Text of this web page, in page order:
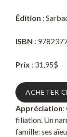
Édition :
ISBN :
Prix : 31,95$
ACHETER
Appréciation:
filiation. Un
famille: ses